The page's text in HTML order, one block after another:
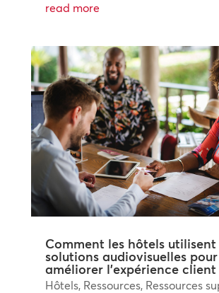
read more
Comment les hôtels utilisent
solutions audiovisuelles pour
améliorer l’expérience client
Hôtels, Ressources, Ressources